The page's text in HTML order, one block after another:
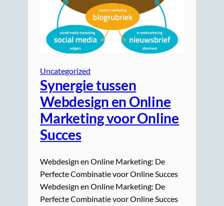
Uncategorized
Synergie tussen
Webdesign en Online
Marketing voor Online
Succes
Webdesign en Online Marketing: De
Perfecte Combinatie voor Online Succes
Webdesign en Online Marketing: De
Perfecte Combinatie voor Online Succes